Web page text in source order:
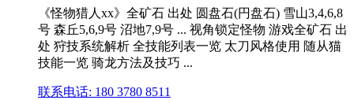
《怪物猎人xx》全矿石 出处 圆盘石(円盘石) 雪山3,4,6,8
号 森丘5,6,9号 沼地7,9号 ... 视角锁定怪物 游戏全矿石 出
处 狩技系统解析 全技能列表一览 太刀风格使用 随从猫
技能一览 骑龙方法及技巧 ...
联系电话: 180 3780 8511